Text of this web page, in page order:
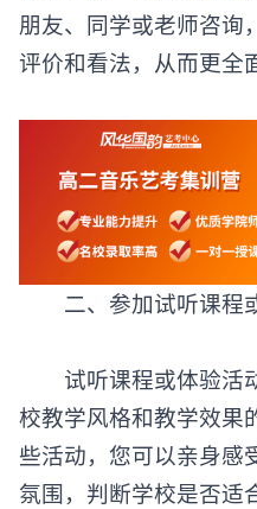
朋友、同学或老师咨询
评价和看法，从而更全
二、参加试听课程
试听课程或体验活
校教学风格和教学效果
些活动，您可以亲身感
氛围，判断学校是否适